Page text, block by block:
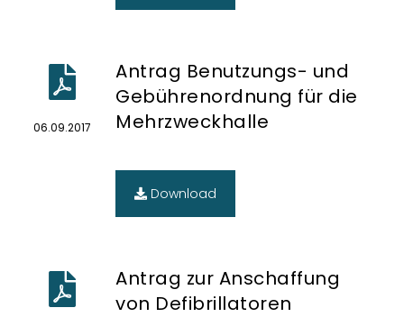
06.09.2017
Antrag Benutzungs- und
Gebührenordnung für die
Mehrzweckhalle
Download
Antrag zur Anschaffung
von Defibrillatoren